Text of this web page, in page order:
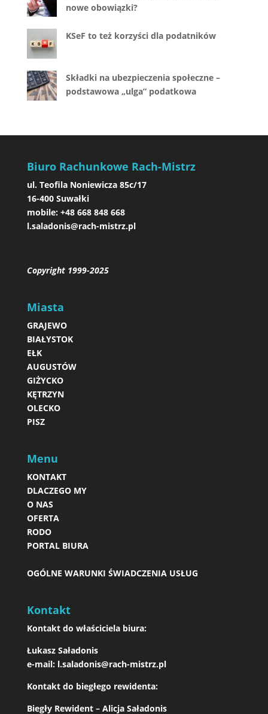
nowe obowiązki?
KSeF to też korzyści dla podatników
Składki na ubezpieczenia społeczne –
podstawowa „ulga” podatkowa
Biuro Rachunkowe Rach-Mistrz
ul. Teofila Noniewicza 85c/17
16-400 Suwałki
mobile: +48 668 848 668
l.saladonis@rach-mistrz.pl
Copyright 1999-2025
Miasta
GRAJEWO
BIAŁYSTOK
EŁK
AUGUSTÓW
GIŻYCKO
KĘTRZYN
OLECKO
PISZ
Menu
KONTAKT
DLACZEGO MY
O NAS
OFERTA
RODO
PORTAL BIURA
OGÓLNE WARUNKI ŚWIADCZENIA USŁUG
Kontakt
Kontakt do właściciela biura:
Łukasz Saładonis
e-mail: l.saladonis@rach-mistrz.pl
Kontakt do biegłego rewidenta:
Biegły Rewident – Alicja Saładonis